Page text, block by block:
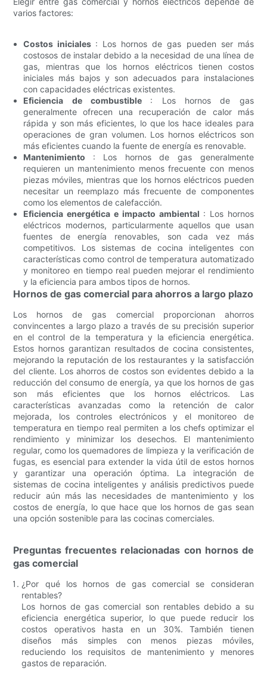
varios factores:
Costos iniciales : Los hornos de gas pueden ser más
costosos de instalar debido a la necesidad de una línea de
gas, mientras que los hornos eléctricos tienen costos
iniciales más bajos y son adecuados para instalaciones
con capacidades eléctricas existentes.
Eficiencia de combustible : Los hornos de gas
generalmente ofrecen una recuperación de calor más
rápida y son más eficientes, lo que los hace ideales para
operaciones de gran volumen. Los hornos eléctricos son
más eficientes cuando la fuente de energía es renovable.
Mantenimiento : Los hornos de gas generalmente
requieren un mantenimiento menos frecuente con menos
piezas móviles, mientras que los hornos eléctricos pueden
necesitar un reemplazo más frecuente de componentes
como los elementos de calefacción.
Eficiencia energética e impacto ambiental : Los hornos
eléctricos modernos, particularmente aquellos que usan
fuentes de energía renovables, son cada vez más
competitivos. Los sistemas de cocina inteligentes con
características como control de temperatura automatizado
y monitoreo en tiempo real pueden mejorar el rendimiento
y la eficiencia para ambos tipos de hornos.
Hornos de gas comercial para ahorros a largo plazo
Los hornos de gas comercial proporcionan ahorros
convincentes a largo plazo a través de su precisión superior
en el control de la temperatura y la eficiencia energética.
Estos hornos garantizan resultados de cocina consistentes,
mejorando la reputación de los restaurantes y la satisfacción
del cliente. Los ahorros de costos son evidentes debido a la
reducción del consumo de energía, ya que los hornos de gas
son más eficientes que los hornos eléctricos. Las
características avanzadas como la retención de calor
mejorada, los controles electrónicos y el monitoreo de
temperatura en tiempo real permiten a los chefs optimizar el
rendimiento y minimizar los desechos. El mantenimiento
regular, como los quemadores de limpieza y la verificación de
fugas, es esencial para extender la vida útil de estos hornos
y garantizar una operación óptima. La integración de
sistemas de cocina inteligentes y análisis predictivos puede
reducir aún más las necesidades de mantenimiento y los
costos de energía, lo que hace que los hornos de gas sean
una opción sostenible para las cocinas comerciales.
Preguntas frecuentes relacionadas con hornos de
gas comercial
¿Por qué los hornos de gas comercial se consideran
rentables?
Los hornos de gas comercial son rentables debido a su
eficiencia energética superior, lo que puede reducir los
costos operativos hasta en un 30%. También tienen
diseños más simples con menos piezas móviles,
reduciendo los requisitos de mantenimiento y menores
gastos de reparación.